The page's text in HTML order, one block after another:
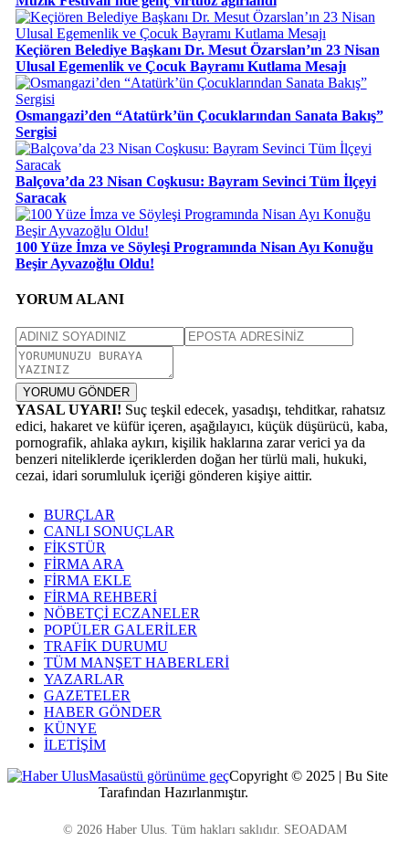
Keçiören Belediye Başkanı Dr. Mesut Özarslan’ın 23 Nisan
Ulusal Egemenlik ve Çocuk Bayramı Kutlama Mesajı
Osmangazi’den “Atatürk’ün Çocuklarından Sanata Bakış”
Sergisi
Balçova’da 23 Nisan Coşkusu: Bayram Sevinci Tüm İlçeyi
Saracak
100 Yüze İmza ve Söyleşi Programında Nisan Ayı Konuğu
Beşir Ayvazoğlu Oldu!
YORUM ALANI
YORUMU GÖNDER
YASAL UYARI! Suç teşkil edecek, yasadışı, tehditkar, rahatsız
edici, hakaret ve küfür içeren, aşağılayıcı, küçük düşürücü, kaba,
pornografik, ahlaka aykırı, kişilik haklarına zarar verici ya da
benzeri niteliklerde içeriklerden doğan her türlü mali, hukuki,
cezai, idari sorumluluk içeriği gönderen kişiye aittir.
BURÇLAR
CANLI SONUÇLAR
FİKSTÜR
FİRMA ARA
FİRMA EKLE
FİRMA REHBERİ
NÖBETÇİ ECZANELER
POPÜLER GALERİLER
TRAFİK DURUMU
TÜM MANŞET HABERLERİ
YAZARLAR
GAZETELER
HABER GÖNDER
KÜNYE
İLETİŞİM
Masaüstü görünüme geçCopyright © 2025 | Bu Site
Tarafından Hazırlanmıştır.
© 2026 Haber Ulus. Tüm hakları saklıdır. SEOADAM